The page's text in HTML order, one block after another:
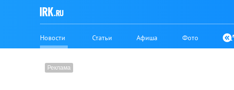
Новости Статьи Афиша Фото